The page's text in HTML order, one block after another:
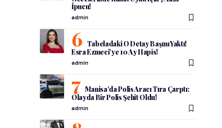
İpucu!
admin
Tabeladaki O Detay Başını Yaktı!
Esra Ezmeci’ye 10 Ay Hapis!
admin
Manisa’da Polis Aracı Tıra Çarptı:
Olayda Bir Polis Şehit Oldu!
admin